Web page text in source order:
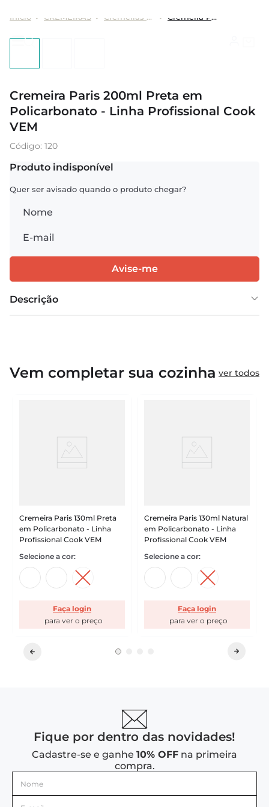
CREMEIRAS Cremeiras Paris Cremeira Paris 200ml Preta em Policarbonato - Linha Profissional Cook VEM
Cremeira Paris 200ml Preta em
Policarbonato - Linha Profissional Cook
VEM
: 120
Descrição
Vem completar sua cozinha ver todos
Cremeira Paris 130ml Preta
em Policarbonato - Linha
Profissional Cook VEM
Faça login
Cremeira Paris 130ml Natural
em Policarbonato - Linha
Profissional Cook VEM
Faça login
Fique por dentro das novidades!
Cadastre-se e ganhe 10% OFF na primeira
compra.